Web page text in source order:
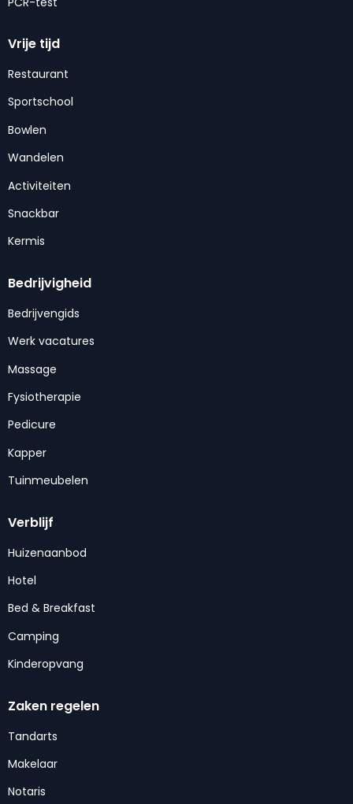
Vrije tijd
Restaurant
Sportschool
Bowlen
Wandelen
Activiteiten
Snackbar
Kermis
Bedrijvigheid
Bedrijvengids
Werk vacatures
Massage
Fysiotherapie
Pedicure
Kapper
Tuinmeubelen
Verblijf
Huizenaanbod
Hotel
Bed & Breakfast
Camping
Kinderopvang
Zaken regelen
Tandarts
Makelaar
Notaris